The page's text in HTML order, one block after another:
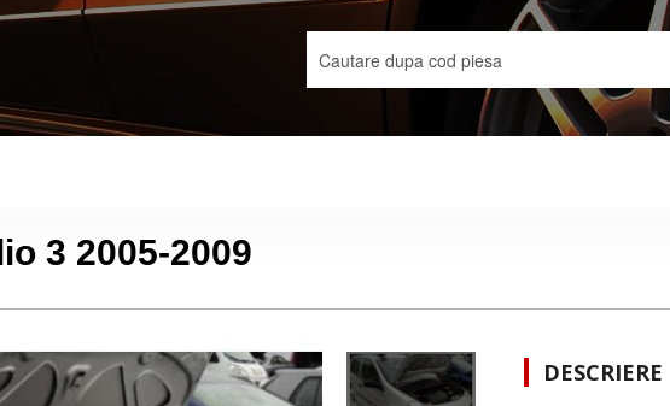
3 2005-2009
DESCRIERE